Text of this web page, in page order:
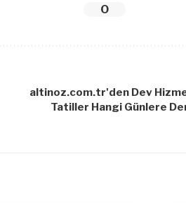
0
altinoz.com.tr'den Dev
Tatiller Hangi Günlere